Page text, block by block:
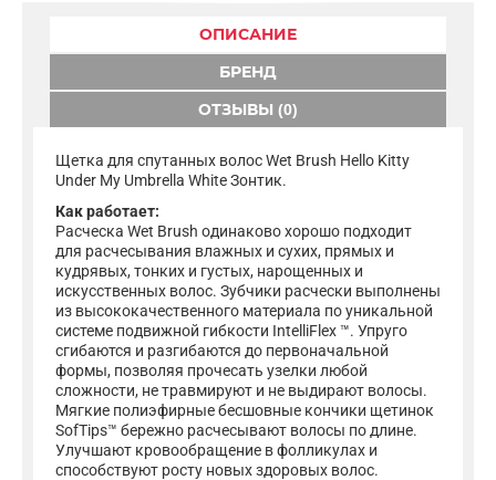
ОПИСАНИЕ
БРЕНД
ОТЗЫВЫ (0)
Щетка для спутанных волос Wet Brush Hello Kitty
Under My Umbrella White Зонтик.
Как работает:
Расческа Wet Brush одинаково хорошо подходит
для расчесывания влажных и сухих, прямых и
кудрявых, тонких и густых, нарощенных и
искусственных волос. Зубчики расчески выполнены
из высококачественного материала по уникальной
системе подвижной гибкости IntelliFlex ™. Упруго
сгибаются и разгибаются до первоначальной
формы, позволяя прочесать узелки любой
сложности, не травмируют и не выдирают волосы.
Мягкие полиэфирные бесшовные кончики щетинок
SofTips™ бережно расчесывают волосы по длине.
Улучшают кровообращение в фолликулах и
способствуют росту новых здоровых волос.